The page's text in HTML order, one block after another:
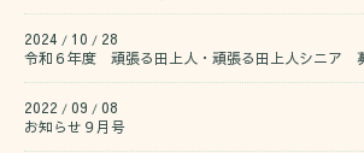
2024 / 10 / 28
令和６年度 頑張る田上人・頑張る田上人シニア
2022 / 09 / 08
お知らせ９月号